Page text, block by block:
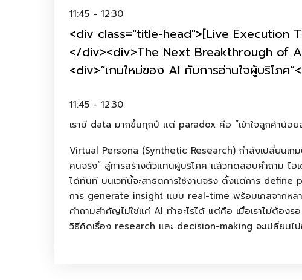
11:45 - 12:30
<div class="title-head">[Live Execution
</div><div>The Next Breakthrough of
<div>“เกมใหม่ของ AI กับการอ่านใจผู้บริโภค
11:45 - 12:30
เรามี data มากขึ้นทุกปี แต่ paradox คือ “เข้าใจลูกค้าน้อย
Virtual Persona (Synthetic Research) กำลังเปลี่ยนเกม
คนจริง” สู่การสร้างตัวแทนผู้บริโภค แล้วทดสอบคำถาม ไอ
ได้ทันที บนเวทีนี้จะสาธิตการใช้งานจริง ตั้งแต่การ define
การ generate insight แบบ real-time พร้อมเคสจากหล
คำถามสำคัญไม่ใช่แค่ AI ทำอะไรได้ แต่คือ เมื่อเราไม่ต้อง
วิธีคิดเรื่อง research และ decision-making จะเปลี่ยนไป
Home
About